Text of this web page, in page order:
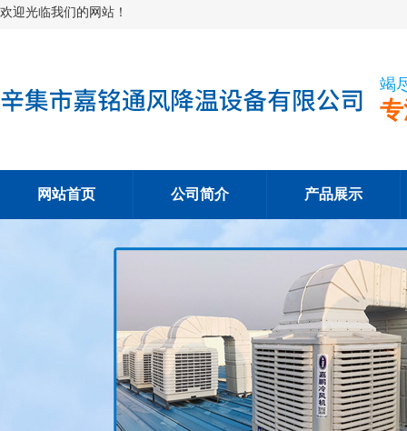
欢迎光临我们的网站！
竭
网站首页 公司简介 产品展示